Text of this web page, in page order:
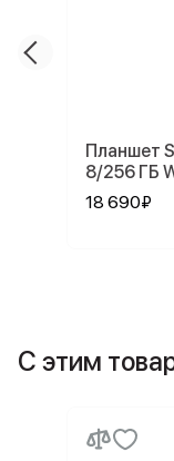
Планшет
8/256 ГБ
18 690₽
С этим